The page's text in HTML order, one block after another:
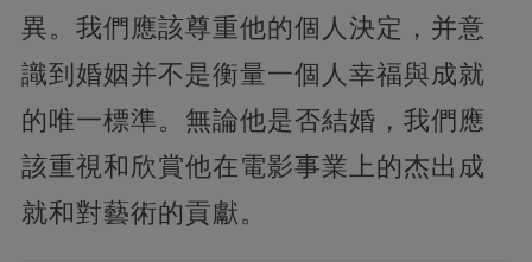
異。我們應該尊重他的個人決定，并意
識到婚姻并不是衡量一個人幸福與成就
的唯一標準。無論他是否結婚，我們應
該重視和欣賞他在電影事業上的杰出成
就和對藝術的貢獻。